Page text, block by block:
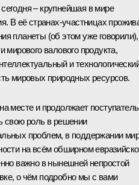
– крупнейшая в мире
В её странах-участницах
планеты (об этом уже говорили),
мирового валового продукта,
и
мировых природных ресурсов.
месте и продолжает
свою роль в решении
проблем, в поддержании
на всём обширном
важно в нынешней непростой
о чём подробно мы с вами